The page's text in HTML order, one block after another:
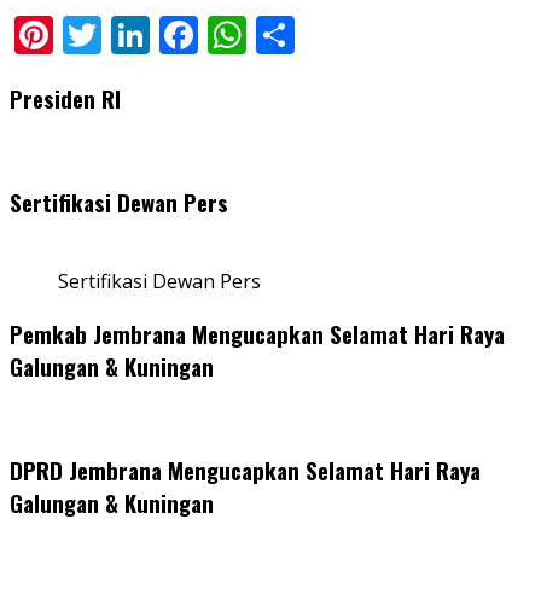
Pinterest
Twitter
LinkedIn
Facebook
WhatsApp
Presiden RI
Sertifikasi Dewan Pers
Sertifikasi Dewan Pers
Pemkab Jembrana Mengucapkan Selamat Hari Raya
Galungan & Kuningan
DPRD Jembrana Mengucapkan Selamat Hari Raya
Galungan & Kuningan